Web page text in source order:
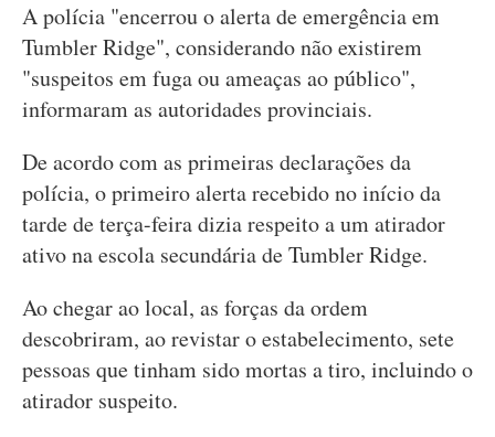
A polícia "encerrou o alerta de emergência em
Tumbler Ridge", considerando não existirem
"suspeitos em fuga ou ameaças ao público",
informaram as autoridades provinciais.
De acordo com as primeiras declarações da
polícia, o primeiro alerta recebido no início da
tarde de terça-feira dizia respeito a um atirador
ativo na escola secundária de Tumbler Ridge.
Ao chegar ao local, as forças da ordem
descobriram, ao revistar o estabelecimento, sete
pessoas que tinham sido mortas a tiro, incluindo o
atirador suspeito.